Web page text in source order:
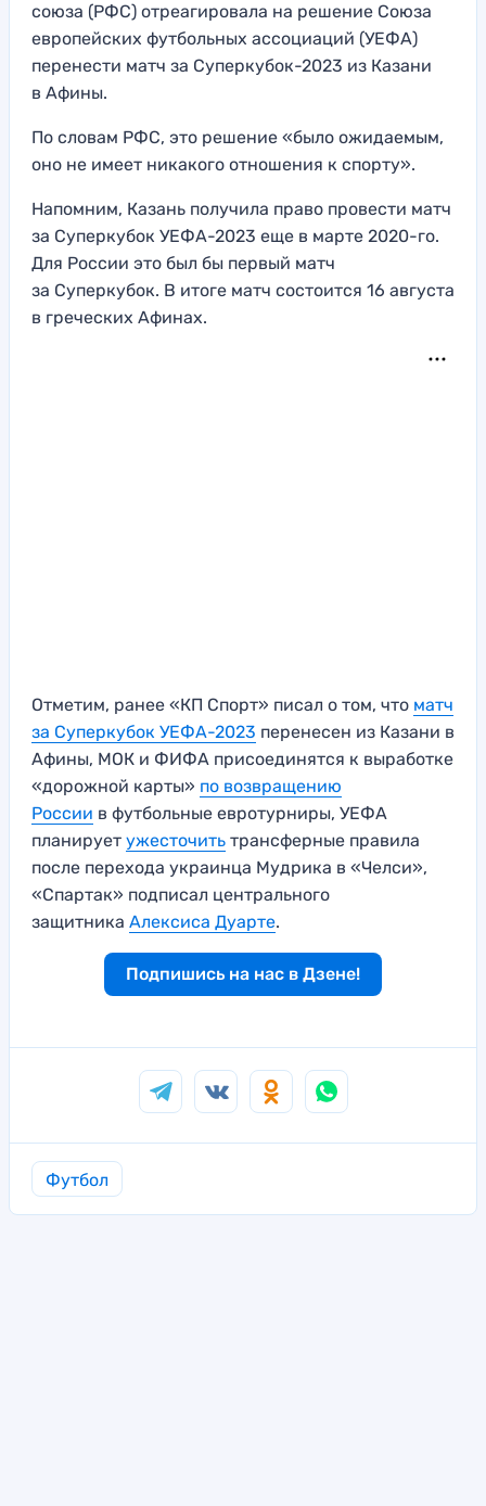
союза (РФС) отреагировала на решение Союза
европейских футбольных ассоциаций (УЕФА)
перенести матч за Суперкубок-2023 из Казани
в Афины.
По словам РФС, это решение «было ожидаемым,
оно не имеет никакого отношения к спорту».
Напомним, Казань получила право провести матч
за Суперкубок УЕФА-2023 еще в марте 2020-го.
Для России это был бы первый матч
за Суперкубок. В итоге матч состоится 16 августа
в греческих Афинах.
Отметим, ранее «КП Спорт» писал о том, что матч
за Суперкубок УЕФА-2023 перенесен из Казани в
Афины, МОК и ФИФА присоединятся к выработке
«дорожной карты» по возвращению
России в футбольные евротурниры, УЕФА
планирует ужесточить трансферные правила
после перехода украинца Мудрика в «Челси»,
«Спартак» подписал центрального
защитника Алексиса Дуарте.
Подпишись на нас в Дзене!
Футбол